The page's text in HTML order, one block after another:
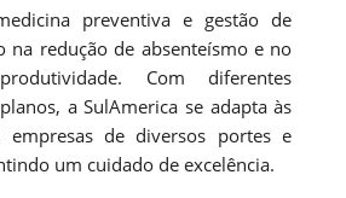
preventiva e gestão de
na redução de absenteísmo e no
Com diferentes
a SulAmerica se adapta às
empresas de diversos portes e
um cuidado de excelência.